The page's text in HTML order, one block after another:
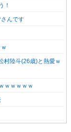
！
んです
村陸斗(26歳)と熱愛ｗ
ｗｗｗｗｗ